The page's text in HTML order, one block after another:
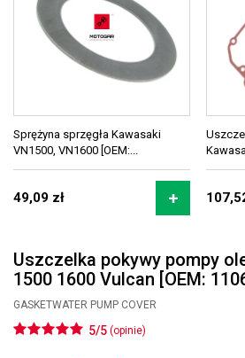
Sprężyna sprzęgła Kawasaki
VN1500, VN1600 [OEM:...
49,09 zł
Uszczelka pokywy pompy
1500 1600 Vulcan [OEM:
GASKETWATER PUMP COVER
5/5 (opinie)